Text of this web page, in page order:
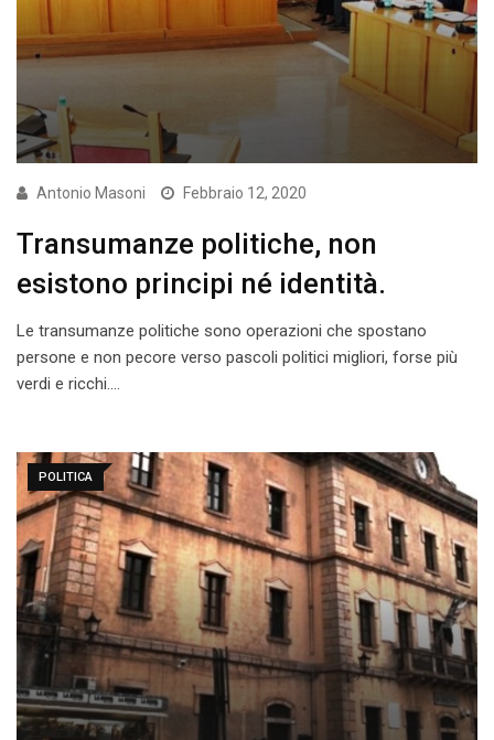
Antonio Masoni Febbraio 12, 2020
Transumanze politiche, non
esistono principi né identità.
Le transumanze politiche sono operazioni che spostano
persone e non pecore verso pascoli politici migliori, forse più
verdi e ricchi.…
POLITICA